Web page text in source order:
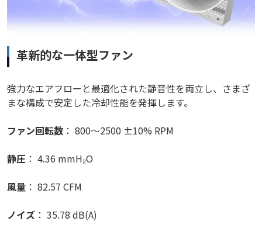
革新的な一体型ファン
強力なエアフローと最適化された静音性を両立し、さまざ
まな構成で安定した冷却性能を発揮します。
ファン回転数 ： 800～2500 ±10% RPM
静圧 ： 4.36 mmH₂O
風量 ： 82.57 CFM
ノイズ ： 35.78 dB(A)